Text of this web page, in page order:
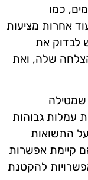
כמו
אחרות מציעות
לבדוק את
שלה, ואת
שמטילה
עמלות גבוהות
התשואות
קיימת אפשרות
להקטנת